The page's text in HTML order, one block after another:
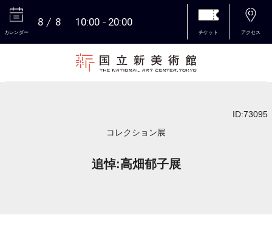
カレンダー
8 8 10:00 20:00
チケット アクセス
ID:73095
コレクション展
追悼:高畑郁子展